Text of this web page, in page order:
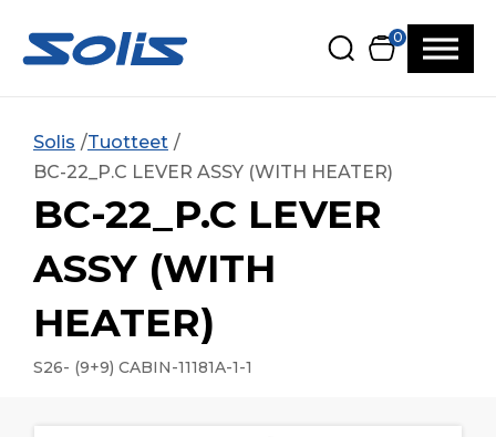
0
Solis
Tuotteet
BC-22_P.C LEVER ASSY (WITH HEATER)
BC-22_P.C LEVER
ASSY (WITH
HEATER)
S26- (9+9) CABIN-11181A-1-1